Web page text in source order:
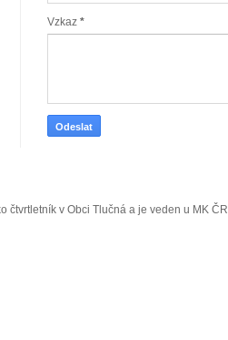
Vzkaz *
čtvrtletník v Obci Tlučná a je veden u MK ČR